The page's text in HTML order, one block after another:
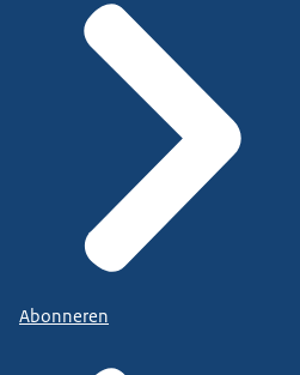
Abonneren